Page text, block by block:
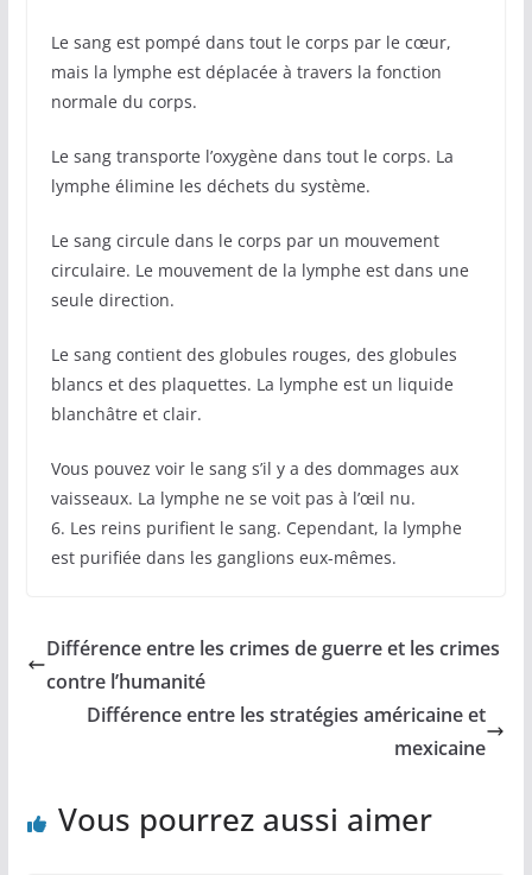
Le sang est pompé dans tout le corps par le cœur,
mais la lymphe est déplacée à travers la fonction
normale du corps.
Le sang transporte l’oxygène dans tout le corps. La
lymphe élimine les déchets du système.
Le sang circule dans le corps par un mouvement
circulaire. Le mouvement de la lymphe est dans une
seule direction.
Le sang contient des globules rouges, des globules
blancs et des plaquettes. La lymphe est un liquide
blanchâtre et clair.
Vous pouvez voir le sang s’il y a des dommages aux
vaisseaux. La lymphe ne se voit pas à l’œil nu.
6. Les reins purifient le sang. Cependant, la lymphe
est purifiée dans les ganglions eux-mêmes.
Différence entre les crimes de guerre et les crimes
contre l’humanité
Différence entre les stratégies américaine et
mexicaine
Vous pourrez aussi aimer